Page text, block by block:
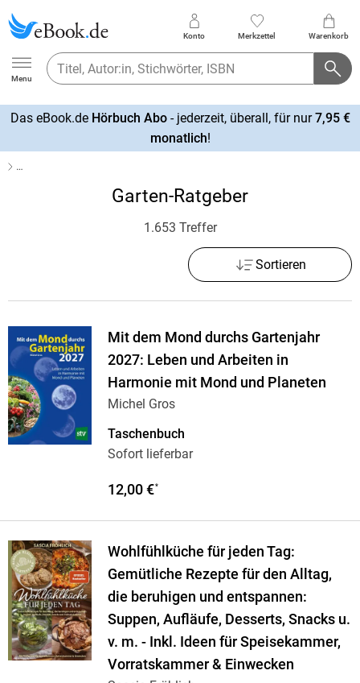
Ebook.de
Menu
Konto Merkzettel Warenkorb
Das eBook.de Hörbuch Abo- jederzeit, überall, für nur7,95 €
monatlich!
…
Garten-Ratgeber
1.653 Treffer
Sortieren
Mit dem Mond durchs Gartenjahr
2027: Leben und Arbeiten in
Harmonie mit Mond und Planeten
Michel Gros
Taschenbuch
Sofort lieferbar
12,00 €*
Wohlfühlküche für jeden Tag:
Gemütliche Rezepte für den Alltag,
die beruhigen und entspannen:
Suppen, Aufläufe, Desserts, Snacks u.
v. m. - Inkl. Ideen für Speisekammer,
Vorratskammer & Einwecken